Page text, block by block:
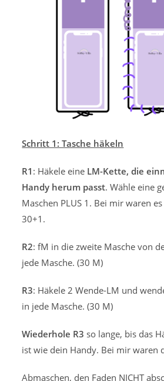
Schritt 1: Tasche häkeln
R1 : Häkele eine LM-Kette, die
Handy herum passt. Wähle eine
Maschen PLUS 1. Bei mir waren
30+1.
R2: fM in die zweite Masche von
jede Masche. (30 M)
R3: Häkele 2 Wende-LM und
in jede Masche. (30 M)
Wiederhole R3 so lange, bis das
ist wie dein Handy. Bei mir waren
Abmaschen, den Faden NICHT